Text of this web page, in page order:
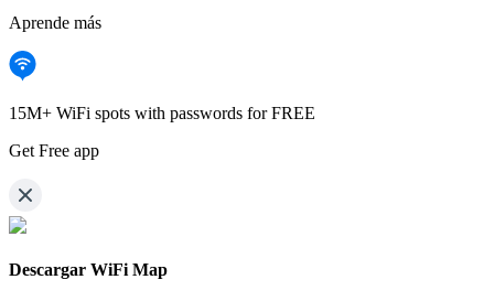
Aprende más
15M+ WiFi spots with passwords for FREE
Get Free app
Descargar WiFi Map